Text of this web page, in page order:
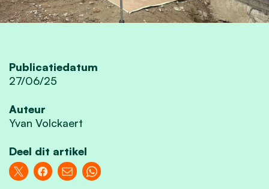
Publicatiedatum
27/06/25
Auteur
Yvan Volckaert
Deel dit artikel